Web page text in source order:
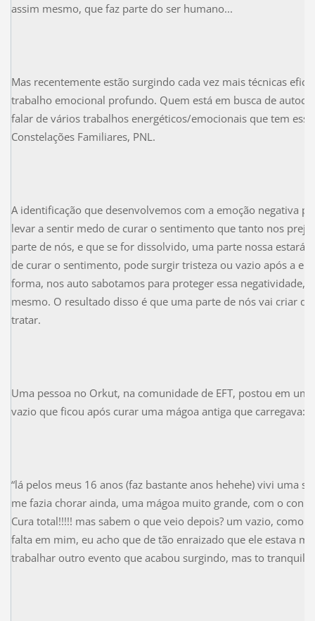
assim mesmo, que faz parte do ser humano...
Mas recentemente estão surgindo cada vez mais técnicas
trabalho emocional profundo. Quem está em busca de
falar de vários trabalhos energéticos/emocionais que tem
Constelações Familiares, PNL.
A identificação que desenvolvemos com a emoção negativa
levar a sentir medo de curar o sentimento que tanto nos
parte de nós, e que se for dissolvido, uma parte nossa estará
de curar o sentimento, pode surgir tristeza ou vazio após a
forma, nos auto sabotamos para proteger essa negatividade,
mesmo. O resultado disso é que uma parte de nós vai criar
tratar.
Uma pessoa no Orkut, na comunidade de EFT, postou em
vazio que ficou após curar uma mágoa antiga que carregava:
“lá pelos meus 16 anos (faz bastante anos hehehe) vivi uma
me fazia chorar ainda, uma mágoa muito grande, com o
Cura total!!!!! mas sabem o que veio depois? um vazio, como
falta em mim, eu acho que de tão enraizado que ele estava
trabalhar outro evento que acabou surgindo, mas to